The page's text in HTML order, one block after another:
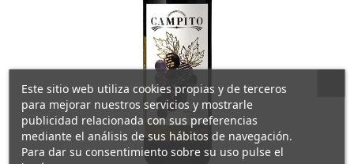
Este sitio web utiliza cookies propias y de terceros
para mejorar nuestros servicios y mostrarle
publicidad relacionada con sus preferencias
mediante el análisis de sus hábitos de navegación.
Para dar su consentimiento sobre su uso pulse el